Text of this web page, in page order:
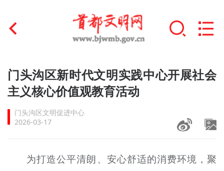
首页
文明创建
文明实践
未成年人思想道德建设
门头沟区新时代文明实践中心开展社会
主义核心价值观教育活动
门头沟区文明促进中心
2026-03-17
为打造公平清朗、安心舒适的消费环境，聚